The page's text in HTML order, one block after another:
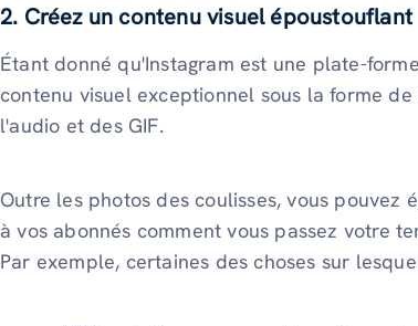
2. Créez un contenu visuel époustouflant
Étant donné qu'Instagram est une plate-
contenu visuel exceptionnel sous la forme
l'audio et des GIF.
Outre les photos des coulisses, vous
à vos abonnés comment vous passez votre
Par exemple, certaines des choses sur